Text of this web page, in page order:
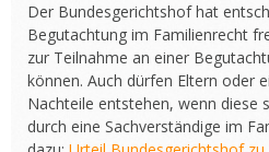
Der Bundesgerichtshof hat
Begutachtung im Familienrecht
zur Teilnahme an einer
können. Auch dürfen Eltern oder
Nachteile entstehen, wenn diese
durch eine Sachverständige im